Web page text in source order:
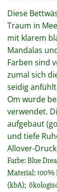
Diese
Traum in
mit klarem
Mandalas
Farben sind
zumal sich
seidig
Om wurde
verwendet.
aufgebaut
und tiefe
Allover-
Farbe: Blue
Material: 100%
(kbA);